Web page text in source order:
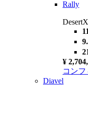
Rally
¥
コン
Diavel